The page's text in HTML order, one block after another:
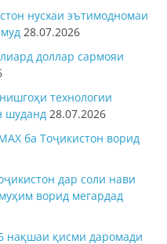
нусхаи эътимодномаи
28.07.2026
доллар сармояи
технологии
шуданд 28.07.2026
ба Тоҷикистон ворид
дар соли нави
ворид мегардад
нақшаи қисми даромади